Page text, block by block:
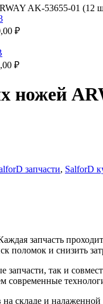
AK-53655-01 (12
₽
₽
ножей
запчасти, SalforD
запчасть проходит
поломок и снизить
так и
складе и